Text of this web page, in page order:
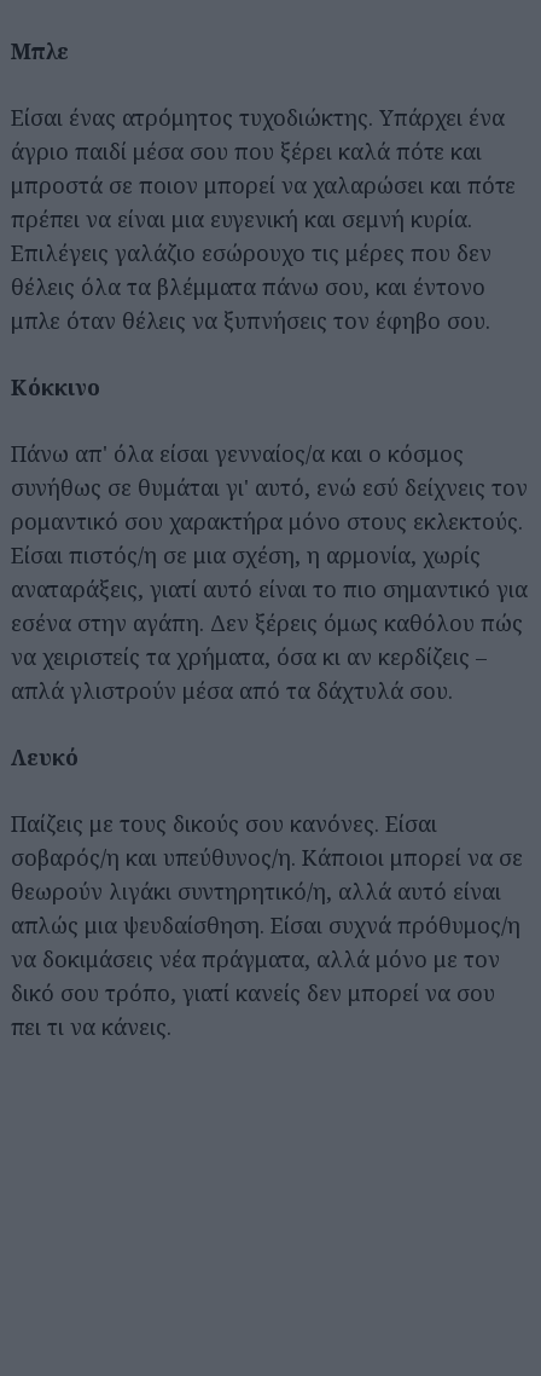
Μπλε
Είσαι ένας ατρόμητος τυχοδιώκτης. Υπάρχει ένα
άγριο παιδί μέσα σου που ξέρει καλά πότε και
μπροστά σε ποιον μπορεί να χαλαρώσει και πότε
πρέπει να είναι μια ευγενική και σεμνή κυρία.
Επιλέγεις γαλάζιο εσώρουχο τις μέρες που δεν
θέλεις όλα τα βλέμματα πάνω σου, και έντονο
μπλε όταν θέλεις να ξυπνήσεις τον έφηβο σου.
Κόκκινο
Πάνω απ' όλα είσαι γενναίος/α και ο κόσμος
συνήθως σε θυμάται γι' αυτό, ενώ εσύ δείχνεις τον
ρομαντικό σου χαρακτήρα μόνο στους εκλεκτούς.
Είσαι πιστός/η σε μια σχέση, η αρμονία, χωρίς
αναταράξεις, γιατί αυτό είναι το πιο σημαντικό για
εσένα στην αγάπη. Δεν ξέρεις όμως καθόλου πώς
να χειριστείς τα χρήματα, όσα κι αν κερδίζεις –
απλά γλιστρούν μέσα από τα δάχτυλά σου.
Λευκό
Παίζεις με τους δικούς σου κανόνες. Είσαι
σοβαρός/η και υπεύθυνος/η. Κάποιοι μπορεί να σε
θεωρούν λιγάκι συντηρητικό/η, αλλά αυτό είναι
απλώς μια ψευδαίσθηση. Είσαι συχνά πρόθυμος/η
να δοκιμάσεις νέα πράγματα, αλλά μόνο με τον
δικό σου τρόπο, γιατί κανείς δεν μπορεί να σου
πει τι να κάνεις.